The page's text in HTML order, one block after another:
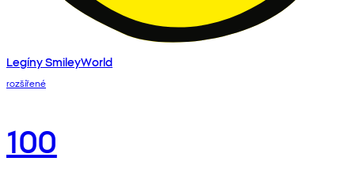
Legíny SmileyWorld
rozšířené
100